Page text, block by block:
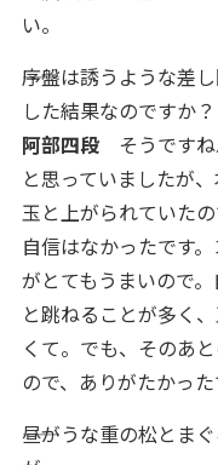
い。
――序盤は誘うような
した結果なのですか？
阿部四段そうですね
と思っていましたが
玉と上がられていた
自信はなかったです
がとてもうまいので
と跳ねることが多く
くて。でも、そのあ
ので、ありがたかった
――昼がうな重の松と